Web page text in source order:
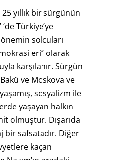
yıllık bir sürgünün
Türkiye’ye
solcuları
eri” olarak
karşılanır. Sürgün
ve Moskova ve
sosyalizm ile
yaşayan halkın
olmuştur. Dışarıda
bir safsatadır. Diğer
kaçan